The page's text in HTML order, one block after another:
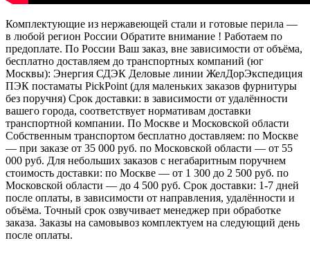
Комплектующие из нержавеющей стали и готовые перила —
в любой регион России Обратите внимание ! Работаем по
предоплате. По России Ваш заказ, вне зависимости от объёма,
бесплатно доставляем до транспортных компаний (юг
Москвы): Энергия СДЭК Деловые линии ЖелДорЭкспедиция
ПЭК постаматы PickPoint (для маленьких заказов фурнитуры
без поручня) Срок доставки: в зависимости от удалённости
вашего города, соответствует нормативам доставки
транспортной компании. По Москве и Московской области
Собственным транспортом бесплатно доставляем: по Москве
— при заказе от 35 000 руб. по Московской области — от 55
000 руб. Для небольших заказов с негабаритным поручнем
стоимость доставки: по Москве — от 1 300 до 2 500 руб. по
Московской области — до 4 500 руб. Срок доставки: 1-7 дней
после оплаты, в зависимости от направления, удалённости и
объёма. Точный срок озвучивает менеджер при обработке
заказа. Заказы на самовывоз комплектуем на следующий день
после оплаты.